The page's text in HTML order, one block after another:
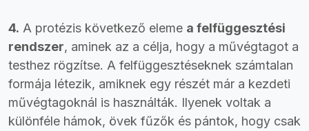
4. A protézis következő eleme a felfüggesztési
rendszer, aminek az a célja, hogy a művégtagot a
testhez rögzítse. A felfüggesztéseknek számtalan
formája létezik, amiknek egy részét már a kezdeti
művégtagoknál is használták. Ilyenek voltak a
különféle hámok, övek fűzők és pántok, hogy csak